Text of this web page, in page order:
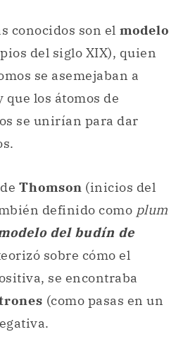
se unirían para dar
deThomson(inicios del
definido comoplum
del budín de
se encontraba
(como pasas en un
es el deSchrödinger
siglo XX). Su modelo,
mecánico-cuántico